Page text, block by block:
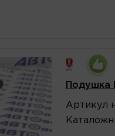
Подушка
Артикул